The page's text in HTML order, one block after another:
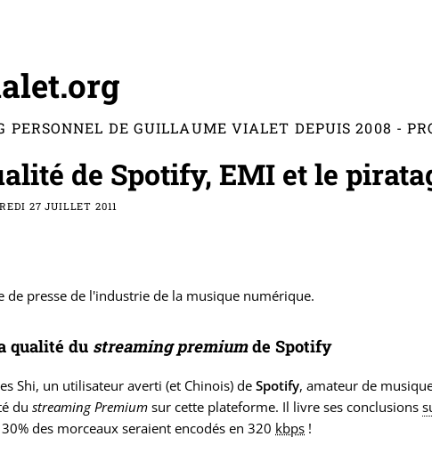
PERSONNEL DE GUILLAUME VIALET DEPUIS 2008 -
de Spotify, EMI et le
27 JUILLET 2011
de presse de l'industrie de la musique numérique.
qualité du streaming premiumde Spotify
Shi, un utilisateur averti (et Chinois) deSpotify, amateur de
dustreaming Premium sur cette plateforme. Il livre ses conclusions
des morceaux seraient encodés en 320 kbps !